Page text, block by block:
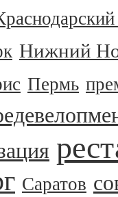
Нижний
Пермь
Саратов